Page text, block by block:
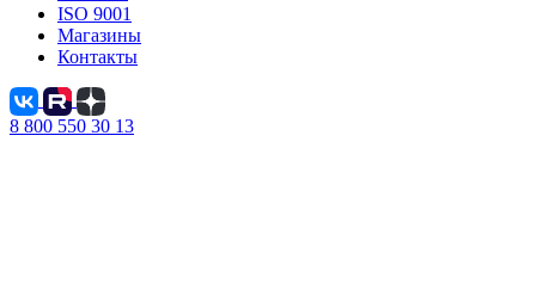
ISO 9001
Магазины
Контакты
8 800 550 30 13